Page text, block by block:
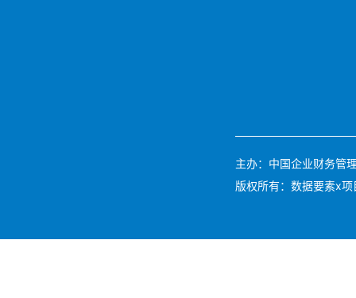
主办：中国企业财务
版权所有：数据要素x